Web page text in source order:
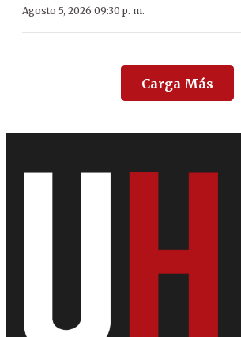
Agosto 5, 2026 09:30 p. m.
Carga Más